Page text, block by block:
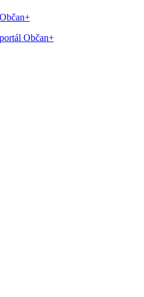
Občan+